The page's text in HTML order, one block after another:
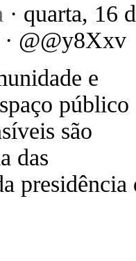
· quarta, 16
· @@y8Xxv
e
público
são
das
presidência